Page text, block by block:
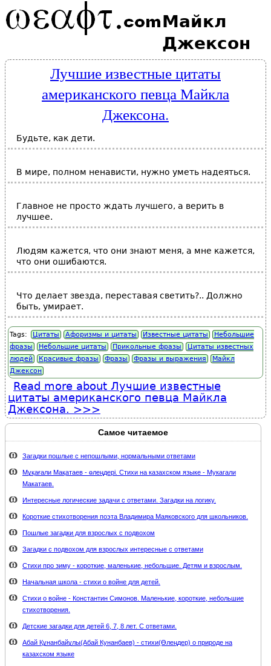
Майкл
Джексон
Лучшие известные цитаты
американского певца Майкла
Джексона.
Будьте, как дети.
В мире, полном ненависти, нужно уметь надеяться.
Главное не просто ждать лучшего, а верить в
лучшее.
Людям кажется, что они знают меня, а мне кажется,
что они ошибаются.
Что делает звезда, переставая светить?.. Должно
быть, умирает.
Tags: Цитаты Афоризмы и цитаты Известные цитаты
Небольшие
фразы
Небольшие цитаты Прикольные фразы
Цитаты известных
людей
Красивые фразы Фразы Фразы и выражения
Майкл
Джексон
Read more about Лучшие известные
цитаты американского певца Майкла
Джексона.
Самое читаемое
Загадки пошлые с непошлыми, нормальными ответами
Мұқағали Мақатаев - өлеңдері. Стихи на казахском языке - Мукагали
Макатаев.
Интересные логические задачи с ответами. Загадки на логику.
Короткие стихотворения поэта Владимира Маяковского для школьников.
Пошлые загадки для взрослых с подвохом
Загадки с подвохом для взрослых интересные с ответами
Стихи про зиму - короткие, маленькие, небольшие. Детям и взрослым.
Начальная школа - стихи о войне для детей.
Стихи о войне - Константин Симонов. Маленькие, короткие, небольшие
стихотворения.
Детские загадки для детей 6, 7, 8 лет. С ответами.
Абай Құнанбайұлы(Абай Кунанбаев) - стихи(Өлеңдер) о природе на
казахском языке